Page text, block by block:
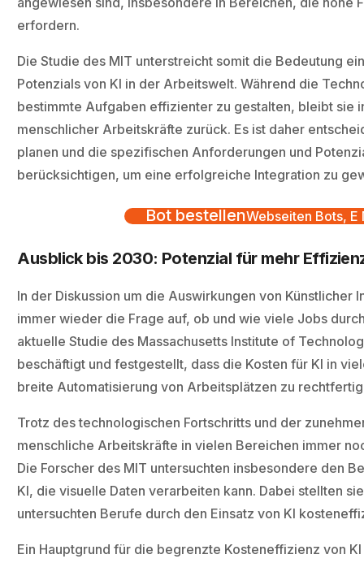
erfordern.
Die Studie des MIT unterstreicht somit die Bedeutung
Potenzials von KI in der Arbeitswelt. Während die
bestimmte Aufgaben effizienter zu gestalten, bleibt sie
menschlicher Arbeitskräfte zurück. Es ist daher
planen und die spezifischen Anforderungen und
berücksichtigen, um eine erfolgreiche Integration zu
Bot bestellenWebseiten Bots, E
Ausblick bis 2030: Potenzial für mehr
In der Diskussion um die Auswirkungen von
immer wieder die Frage auf, ob und wie viele Jobs
aktuelle Studie des Massachusetts Institute of
beschäftigt und festgestellt, dass die Kosten für KI in
breite Automatisierung von Arbeitsplätzen zu
Trotz des technologischen Fortschritts und der
menschliche Arbeitskräfte in vielen Bereichen immer
Die Forscher des MIT untersuchten insbesondere den
KI, die visuelle Daten verarbeiten kann. Dabei stellten
untersuchten Berufe durch den Einsatz von KI
Ein Hauptgrund für die begrenzte Kosteneffizienz von